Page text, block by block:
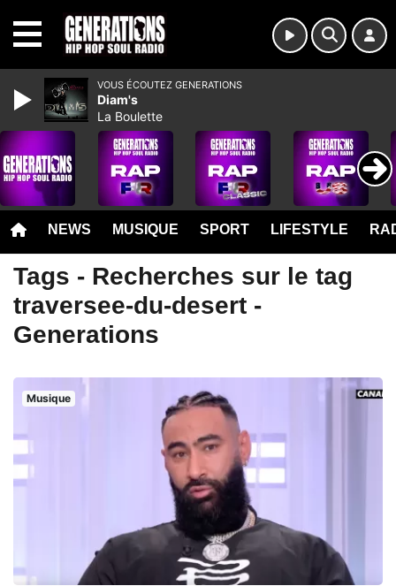
NEWS MUSIQUE SPORT LIFESTYLE
Tags - Recherches sur le tag
traversee-du-desert -
Generations
Musique
VOUS ÉCOUTEZ GENERATIONS
Diam's
La Boulette